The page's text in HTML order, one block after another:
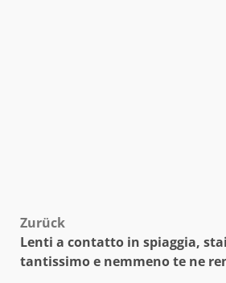
Beitragsnavigation
Zurück
Lenti a contatto in spiaggia,
tantissimo e nemmeno te ne